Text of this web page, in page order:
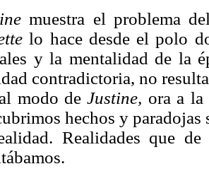
muestra el problema
lo hace desde el polo
y la mentalidad de la
contradictoria, no
modo deJustine, ora a
hechos y
Realidades que